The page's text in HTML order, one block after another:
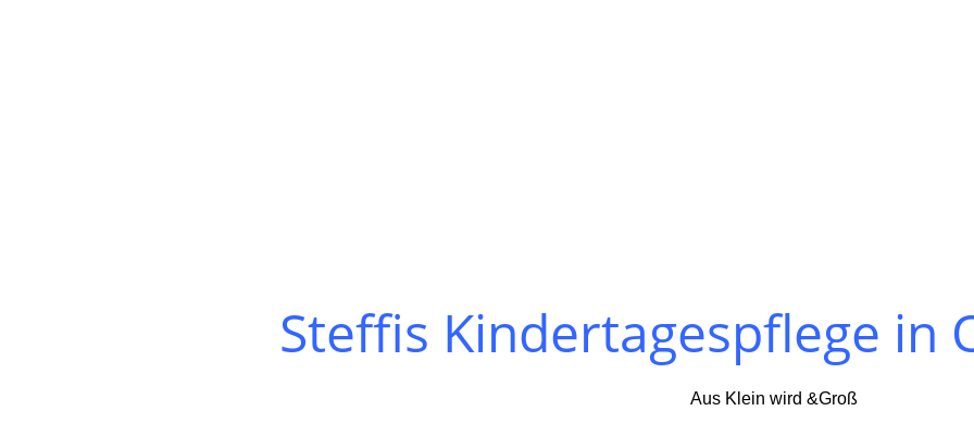
Steffis Kindertagespflege in
Aus Klein wird &Groß